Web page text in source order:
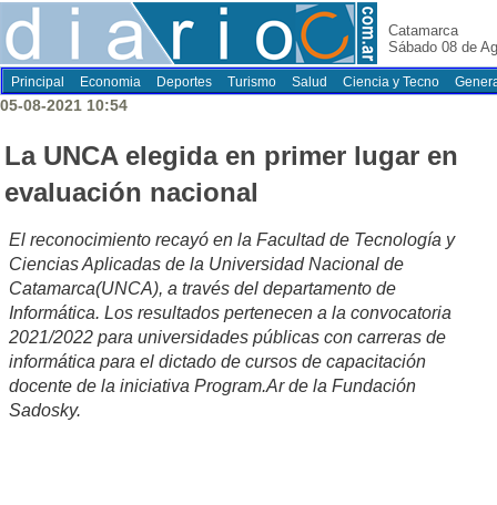
Catamarca
Sábado 08 de
Principal Economia Deportes Turismo Salud Ciencia y Tecno
05-08-2021 10:54
La UNCA elegida en primer lugar en
evaluación nacional
El reconocimiento recayó en la Facultad de Tecnología y
Ciencias Aplicadas de la Universidad Nacional de
Catamarca(UNCA), a través del departamento de
Informática. Los resultados pertenecen a la convocatoria
2021/2022 para universidades públicas con carreras de
informática para el dictado de cursos de capacitación
docente de la iniciativa Program.Ar de la Fundación
Sadosky.